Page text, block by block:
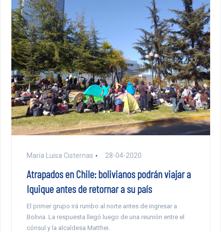
Maria Luisa Cisternas 28-04-2020
Atrapados en Chile: bolivianos podrán viajar a
Iquique antes de retornar a su país
El primer grupo irá rumbo al norte antes de ingresar a
Bolivia. La respuesta llegó luego de una reunión entre el
cónsul y la alcaldesa Matthei.